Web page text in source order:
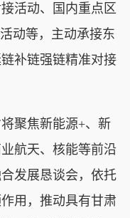
活动、国内重点区
动等，主动承接东
补链强链精准对接
聚焦新能源+、新
航天、核能等前沿
发展恳谈会，依托
用，推动具有甘肃